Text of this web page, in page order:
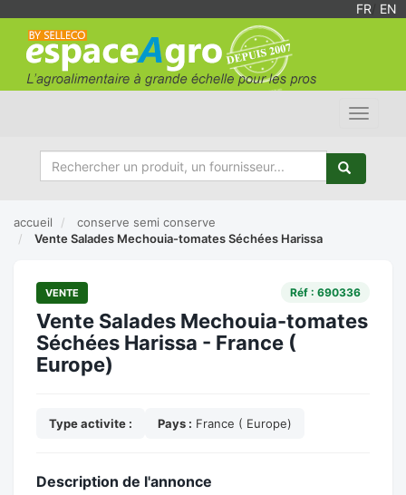
FR EN
Toggle
accueil
conserve semi conserve
Vente Salades Mechouia-tomates Séchées Harissa
VENTE Réf : 690336
Vente Salades Mechouia-tomates
Séchées Harissa - France (
Europe)
Type activite : Pays : France ( Europe)
Description de l'annonce